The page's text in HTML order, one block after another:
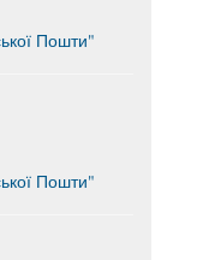
Пошти"
Пошти"